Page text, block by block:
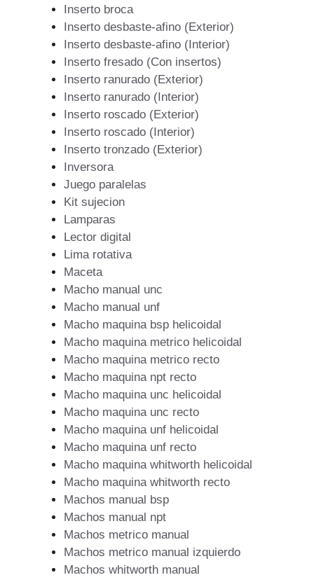
Inserto broca
Inserto desbaste-afino (Exterior)
Inserto desbaste-afino (Interior)
Inserto fresado (Con insertos)
Inserto ranurado (Exterior)
Inserto ranurado (Interior)
Inserto roscado (Exterior)
Inserto roscado (Interior)
Inserto tronzado (Exterior)
Inversora
Juego paralelas
Kit sujecion
Lamparas
Lector digital
Lima rotativa
Maceta
Macho manual unc
Macho manual unf
Macho maquina bsp helicoidal
Macho maquina metrico helicoidal
Macho maquina metrico recto
Macho maquina npt recto
Macho maquina unc helicoidal
Macho maquina unc recto
Macho maquina unf helicoidal
Macho maquina unf recto
Macho maquina whitworth helicoidal
Macho maquina whitworth recto
Machos manual bsp
Machos manual npt
Machos metrico manual
Machos metrico manual izquierdo
Machos whitworth manual